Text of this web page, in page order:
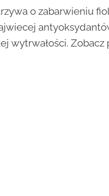
o zabarwieniu
wytrwałości. Zobacz